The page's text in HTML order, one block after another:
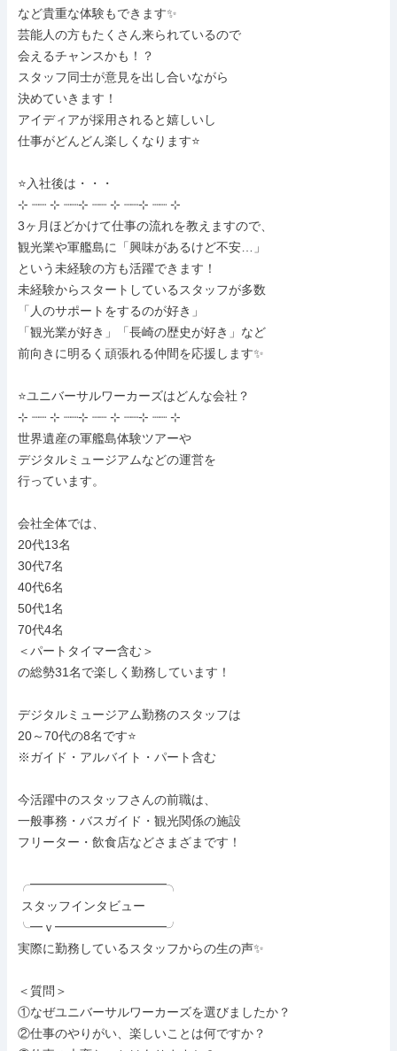
など貴重な体験もできます✨
芸能人の方もたくさん来られているので
会えるチャンスかも！？
スタッフ同士が意見を出し合いながら
決めていきます！
アイディアが採用されると嬉しいし
仕事がどんどん楽しくなります⭐
⭐入社後は・・・
⊹ ┈┈ ⊹ ┈┈⊹ ┈┈ ⊹ ┈┈⊹ ┈┈ ⊹
3ヶ月ほどかけて仕事の流れを教えますので、
観光業や軍艦島に「興味があるけど不安…」
という未経験の方も活躍できます！
未経験からスタートしているスタッフが多数
「人のサポートをするのが好き」
「観光業が好き」「長崎の歴史が好き」など
前向きに明るく頑張れる仲間を応援します✨
⭐ユニバーサルワーカーズはどんな会社？
⊹ ┈┈ ⊹ ┈┈⊹ ┈┈ ⊹ ┈┈⊹ ┈┈ ⊹
世界遺産の軍艦島体験ツアーや
デジタルミュージアムなどの運営を
行っています。
会社全体では、
20代13名
30代7名
40代6名
50代1名
70代4名
＜パートタイマー含む＞
の総勢31名で楽しく勤務しています！
デジタルミュージアム勤務のスタッフは
20～70代の8名です⭐
※ガイド・アルバイト・パート含む
今活躍中のスタッフさんの前職は、
一般事務・バスガイド・観光関係の施設
フリーター・飲食店などさまざまです！
╭━━━━━━━━━━━╮
╰━ｖ━━━━━━━━━╯
実際に勤務しているスタッフからの生の声✨
＜質問＞
①なぜユニバーサルワーカーズを選びましたか？
②仕事のやりがい、楽しいことは何ですか？